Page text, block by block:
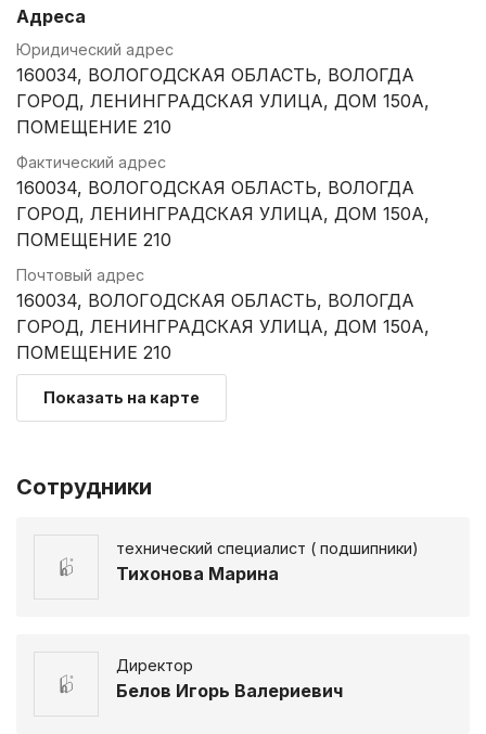
Адреса
Юридический адрес
160034, ВОЛОГОДСКАЯ ОБЛАСТЬ, ВОЛОГДА
ГОРОД, ЛЕНИНГРАДСКАЯ УЛИЦА, ДОМ 150А,
ПОМЕЩЕНИЕ 210
Фактический адрес
160034, ВОЛОГОДСКАЯ ОБЛАСТЬ, ВОЛОГДА
ГОРОД, ЛЕНИНГРАДСКАЯ УЛИЦА, ДОМ 150А,
ПОМЕЩЕНИЕ 210
Почтовый адрес
160034, ВОЛОГОДСКАЯ ОБЛАСТЬ, ВОЛОГДА
ГОРОД, ЛЕНИНГРАДСКАЯ УЛИЦА, ДОМ 150А,
ПОМЕЩЕНИЕ 210
Показать на карте
Сотрудники
технический специалист ( подшипники)
Тихонова Марина
Директор
Белов Игорь Валериевич